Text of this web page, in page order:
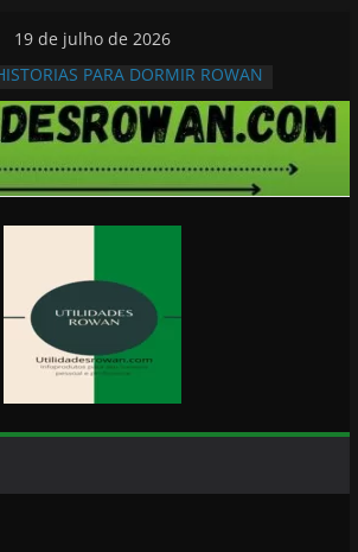
19 de julho de 2026
PARA DORMIR ROWAN